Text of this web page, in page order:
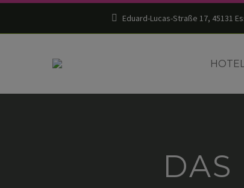
Eduard-Lucas-Straße 17, 45131
DAS